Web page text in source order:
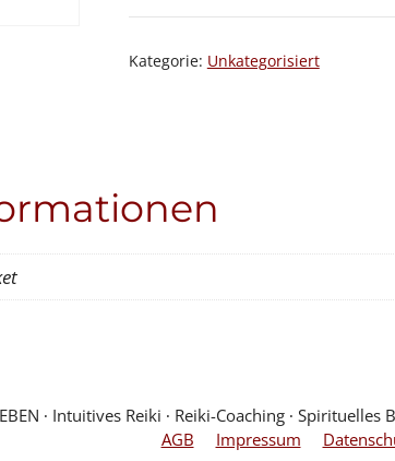
Kategorie: Unkategorisiert
AGB Impressum
∙ Intuitives Reiki ∙ Reiki-Coaching ∙